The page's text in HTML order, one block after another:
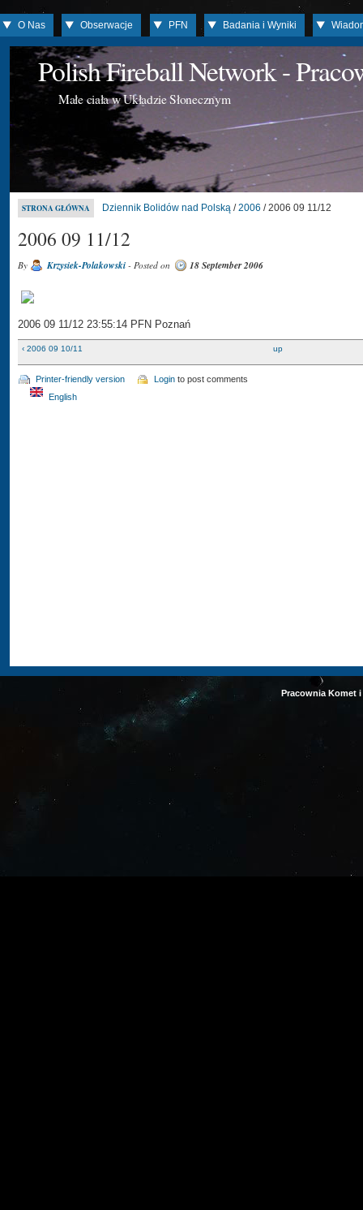
O Nas Obserwacje PFN Badania i Wyniki
Polish Fireball Network -
Małe ciała w Układzie Słonecznym
STRONA GŁÓWNA Dziennik Bolidów nad Polską /2006 / 2006 09 11/12
2006 09 11/12
By Krzysiek-Polakowski - Posted on 18 September 2006
2006 09 11/12 23:55:14 PFN Poznań
‹ 2006 09 10/11 up
Printer-friendly version Login to post comments
English
Pracownia Komet